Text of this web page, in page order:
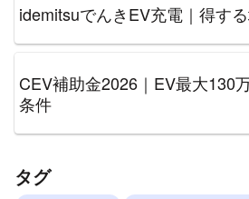
idemitsuでんきEV充電｜得す
CEV補助金2026｜EV最大130
条件
タグ